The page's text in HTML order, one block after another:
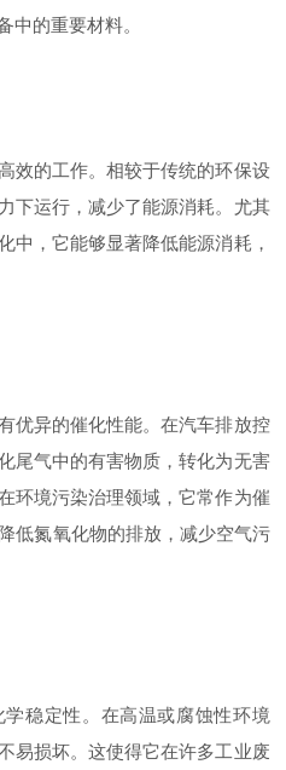
中的重要材料。
的工作。相较于传统的环保设
下运行，减少了能源消耗。尤其
中，它能够显著降低能源消耗，
异的催化性能。在汽车排放控
尾气中的有害物质，转化为无害
环境污染治理领域，它常作为催
低氮氧化物的排放，减少空气污
稳定性。在高温或腐蚀性环境
易损坏。这使得它在许多工业废